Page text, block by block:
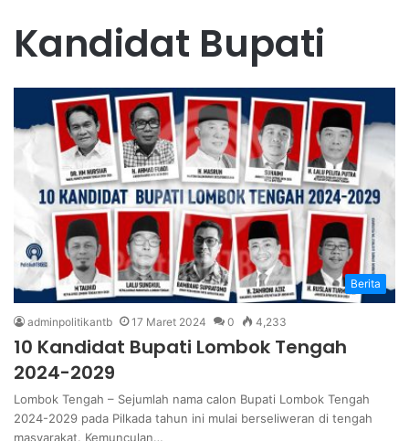
Kandidat Bupati
Berita
adminpolitikantb 17 Maret 2024 0 4,233
10 Kandidat Bupati Lombok Tengah
2024-2029
Lombok Tengah – Sejumlah nama calon Bupati Lombok Tengah
2024-2029 pada Pilkada tahun ini mulai berseliweran di tengah
masyarakat. Kemunculan…